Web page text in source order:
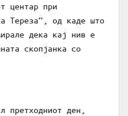
центар при
Тереза“, од каде што
дека кај нив е
скопјанка со
претходниот ден,